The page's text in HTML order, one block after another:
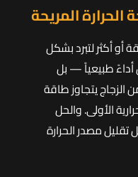
المريحة
تحتاج 10–15 دقيقة أو أكثر لتبرد بشكل
طبيعياً — بل
الزجاج يتجاوز طاقة
الأولى. والحل
مصدر الحرارة